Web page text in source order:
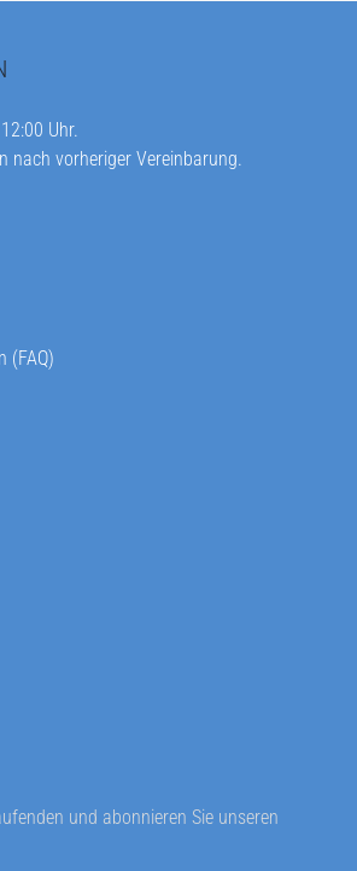
Uhr.
nach vorheriger Vereinbarung.
(FAQ)
und abonnieren Sie unseren